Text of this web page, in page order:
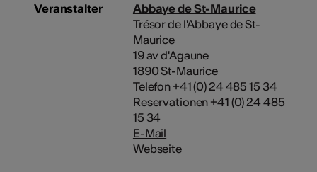
Veranstalter
Abbaye de St-Maurice
Trésor de l'Abbaye de St-
Maurice
19 av d'Agaune
1890 St-Maurice
Telefon +41 (0) 24 485 15 34
Reservationen +41 (0) 24 485
15 34
E-Mail
Webseite